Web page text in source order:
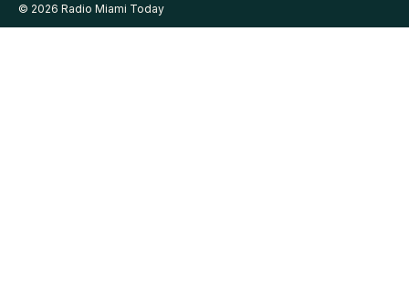
© 2026 Radio Miami Today